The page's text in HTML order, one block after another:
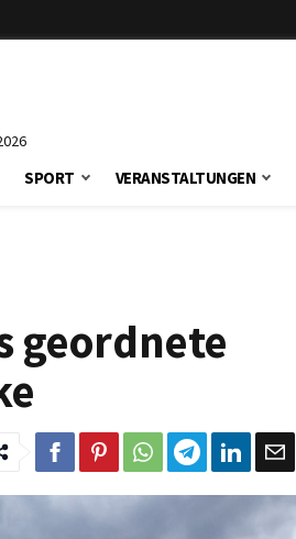
SPORT VERANSTALTUNGEN
geordnete